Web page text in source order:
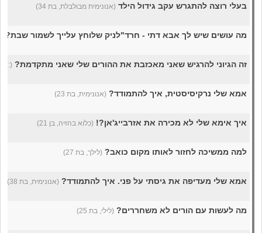
בעלי רוצה להתגרש עקב גידול הילד (אנונימית מבולבלת, בת 34)
מה עושים שיש לך אבא דתי - חרד"לניק שלוחץ עלייך לשמור שבת?
זה הגיוני להרגיש שאני מאכזבת את ההורים שלי שאני מתקדמת? (:),
אמא שלי נרקיסיסטית, איך להתמודד? (אנונימית, בת 23)
איך אימא שלי לא מכירה את אזרבייג'אן?! (כלוא בהזיה, בן 21)
למה ממשיכה לחזור לאותו מקום כואב? (לילך, בת 27)
אמא שלי מעדיפה את גיסתי על פני. איך להתמודד? (אנונימית, בת 38)
מה לעשות עם הורים לא משחררים? (לילי, בת 25)